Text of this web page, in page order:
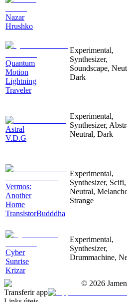
Nazar
Hrushko
Quantum
Motion
Lightning
Traveler
Experimental,
Synthesizer,
Soundscape,
Dark
Astral
V.D.G
Experimental,
Synthesizer,
Neutral, Dark
Vermos:
Another
Home
TransistorBudddha
Experimental,
Synthesizer, Scifi,
Neutral,
Strange
Cyber
Sunrise
Krizar
Experimental,
Synthesizer,
Drummachine,
© 2026
Transferir app